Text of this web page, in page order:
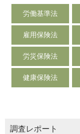
労働基準法
雇用保険法
労災保険法
健康保険法
調査レポート